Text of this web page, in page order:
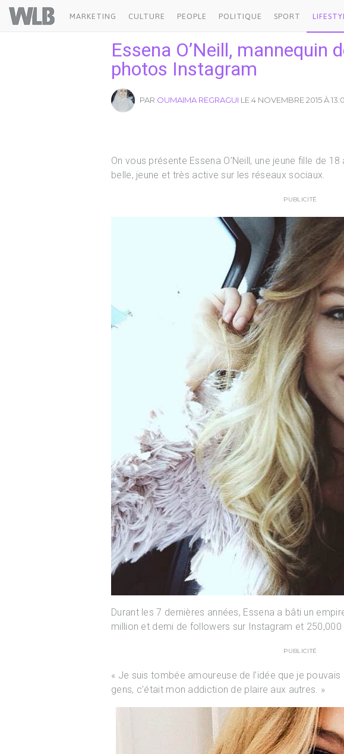
Welovebuzz
MARKETING CULTURE PEOPLE POLITIQUE SPORT
Essena O’Neill, mannequin
photos Instagram
PAR OUMAIMA REGRAGUI LE 4 NOVEMBRE 2015 À
On vous présente Essena O’Neill, une jeune fille de
belle, jeune et très active sur les réseaux sociaux.
PUBLICITÉ
Durant les 7 dernières années, Essena a bâti un
million et demi de followers sur Instagram et 250,000
PUBLICITÉ
« Je suis tombée amoureuse de l’idée que je
gens, c’était mon addiction de plaire aux autres. »